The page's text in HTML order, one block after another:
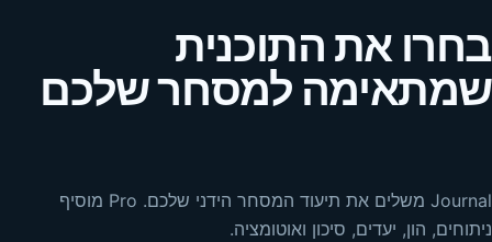
בחרו את התוכנית
שמתאימה למסחר שלכם
Journal משלים את תיעוד המסחר הידני שלכם. Pro מוסיף
ניתוחים, הון, יעדים, סיכון ואוטומציה.